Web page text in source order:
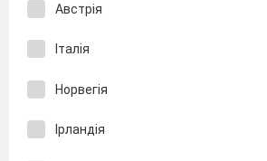
Австрія
Італія
Норвегія
Ірландія